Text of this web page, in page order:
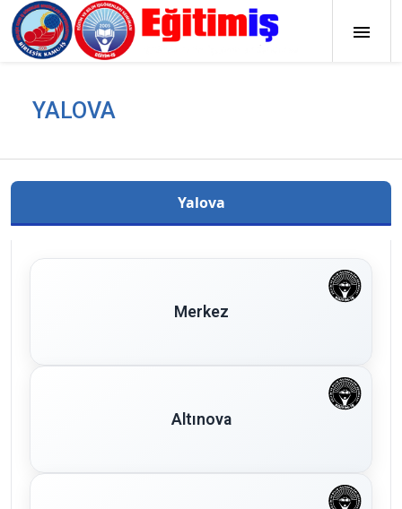
YALOVA
Yalova
Merkez
Altınova